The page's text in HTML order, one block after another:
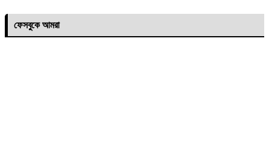
ফেসবুকে আমরা